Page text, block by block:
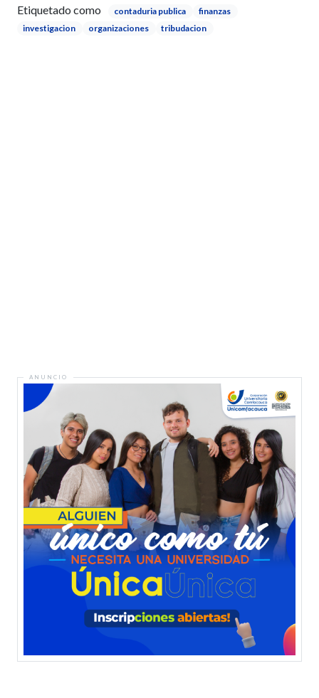
Etiquetado como contaduria publica
finanzas
investigacion
organizaciones tribudacion